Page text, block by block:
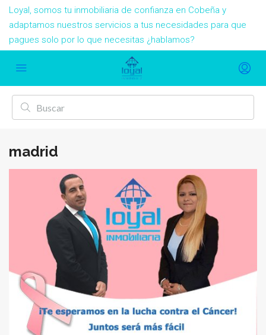
Loyal, somos tu inmobiliaria de confianza en Cobeña y
adaptamos nuestros servicios a tus necesidades para que
pagues solo por lo que necesitas ¿hablamos?
madrid